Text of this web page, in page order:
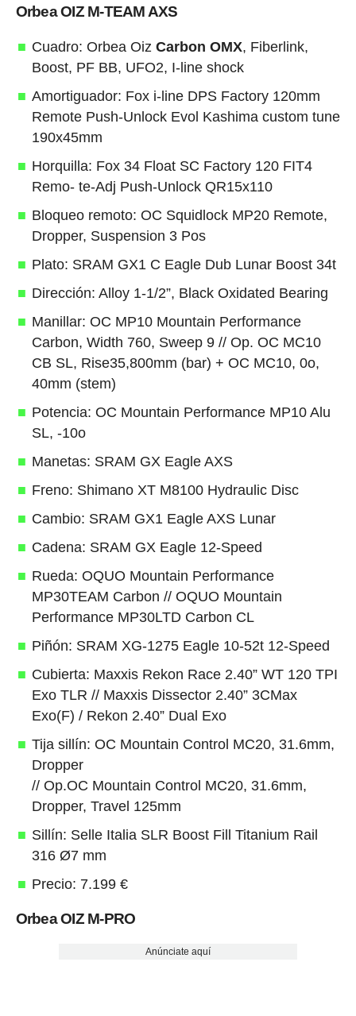
Orbea OIZ M-TEAM AXS
Cuadro: Orbea Oiz Carbon OMX, Fiberlink,
Boost, PF BB, UFO2, I-line shock
Amortiguador: Fox i-line DPS Factory 120mm
Remote Push-Unlock Evol Kashima custom tune
190x45mm
Horquilla: Fox 34 Float SC Factory 120 FIT4
Remo- te-Adj Push-Unlock QR15x110
Bloqueo remoto: OC Squidlock MP20 Remote,
Dropper, Suspension 3 Pos
Plato: SRAM GX1 C Eagle Dub Lunar Boost 34t
Dirección: Alloy 1-1/2”, Black Oxidated Bearing
Manillar: OC MP10 Mountain Performance
Carbon, Width 760, Sweep 9 // Op. OC MC10
CB SL, Rise35,800mm (bar) + OC MC10, 0o,
40mm (stem)
Potencia: OC Mountain Performance MP10 Alu
SL, -10o
Manetas: SRAM GX Eagle AXS
Freno: Shimano XT M8100 Hydraulic Disc
Cambio: SRAM GX1 Eagle AXS Lunar
Cadena: SRAM GX Eagle 12-Speed
Rueda: OQUO Mountain Performance
MP30TEAM Carbon // OQUO Mountain
Performance MP30LTD Carbon CL
Piñón: SRAM XG-1275 Eagle 10-52t 12-Speed
Cubierta: Maxxis Rekon Race 2.40” WT 120 TPI
Exo TLR // Maxxis Dissector 2.40” 3CMax
Exo(F) / Rekon 2.40” Dual Exo
Tija sillín: OC Mountain Control MC20, 31.6mm,
Dropper
// Op.OC Mountain Control MC20, 31.6mm,
Dropper, Travel 125mm
Sillín: Selle Italia SLR Boost Fill Titanium Rail
316 Ø7 mm
Precio: 7.199 €
Orbea OIZ M-PRO
Anúnciate aquí